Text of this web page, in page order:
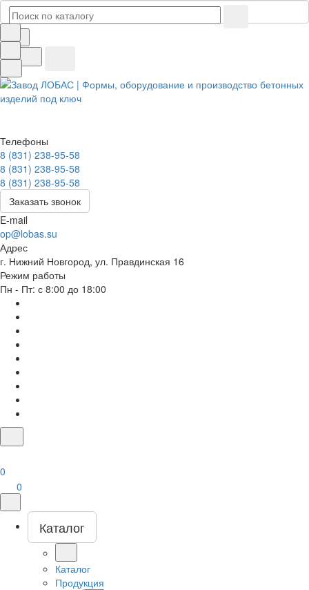
Телефоны
8 (831) 238-95-58
8 (831) 238-95-58
8 (831) 238-95-58
Заказать звонок
E-mail
op@lobas.su
Адрес
г. Нижний Новгород, ул. Правдинская 16
Режим работы
Пн - Пт: с 8:00 до 18:00
0
0
Каталог
Каталог
Продукция